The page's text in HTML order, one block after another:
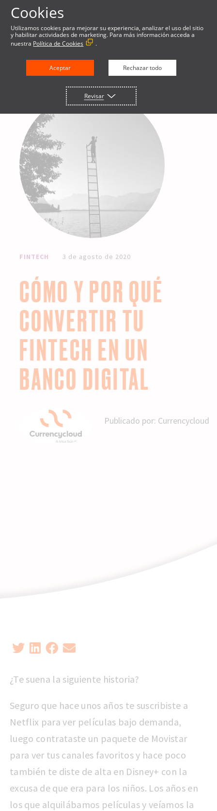
FINTECH 3 de agosto de 2020
CÓMO Y POR QUÉ
CONVERTIR TU
FINTECH EN UN
BANCO DIGITAL
Publicado por: Currencycloud
¿Te suena la siguiente historia?
Seguro que hace unos años te suscribiste a
Netflix para ver películas bajo demanda,
luego contrataste un paquete de Movistar
para ver tus canales favoritos y hace poco
también te diste de alta en Disney+ con la
excusa de que era para los niños. Los años en
los que alquilábamos películas y veíamos la
Cookies
Utilizamos cookies para mejorar su experiencia, analizar el uso del sitio
y habilitar actividades de marketing. Para más información acceda a
nuestra Política de Cookies .
Aceptar Rechazar todo
Revisar